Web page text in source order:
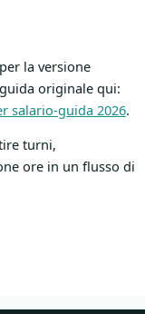
la versione
originale qui:
salario-guida 2026.
turni,
ore in un flusso di